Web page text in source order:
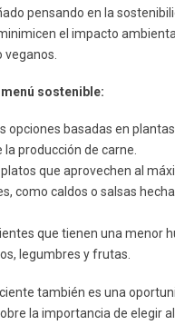
pensando en la
el impacto
menú sostenible:
opciones basadas en
la producción de carne.
que aprovechen al
como caldos o salsas
que tienen una menor
legumbres y frutas.
también es una
la importancia de elegir